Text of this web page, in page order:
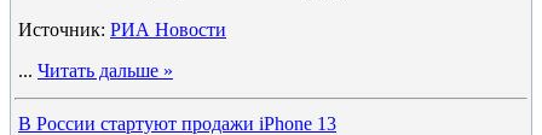
Источник: РИА Новости
... Читать дальше »
В России стартуют продажи iPhone 13